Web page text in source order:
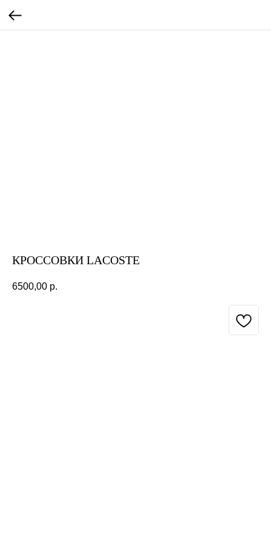
КРОССОВКИ LACOSTE
6500,00 р.